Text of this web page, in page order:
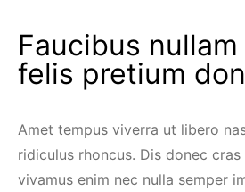
Faucibus
felis pretium
Amet tempus viverra ut libero
ridiculus rhoncus. Dis donec
vivamus enim nec nulla semper